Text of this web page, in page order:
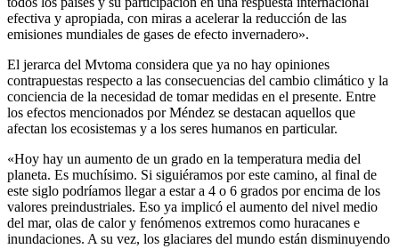
efectiva y apropiada, con miras a acelerar la reducción de las
emisiones mundiales de gases de efecto invernadero».
El jerarca del Mvtoma considera que ya no hay opiniones
contrapuestas respecto a las consecuencias del cambio climático y la
conciencia de la necesidad de tomar medidas en el presente. Entre
los efectos mencionados por Méndez se destacan aquellos que
afectan los ecosistemas y a los seres humanos en particular.
«Hoy hay un aumento de un grado en la temperatura media del
planeta. Es muchísimo. Si siguiéramos por este camino, al final de
este siglo podríamos llegar a estar a 4 o 6 grados por encima de los
valores preindustriales. Eso ya implicó el aumento del nivel medio
del mar, olas de calor y fenómenos extremos como huracanes e
inundaciones. A su vez, los glaciares del mundo están disminuyendo